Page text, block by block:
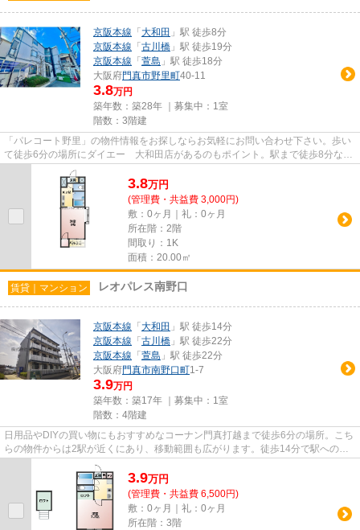
京阪本線 「 大和田 」駅 徒歩8分
京阪本線 「 古川橋 」駅 徒歩19分
京阪本線 「 萱島 」駅 徒歩18分
大阪府門真市野里町40-11
3.8万円
築年数：築28年 ｜募集中： 1室
階数：3階建
「パレコート野里」の物件情報をお探しならお気軽にお問い合わせ下さい。歩い
て徒歩6分の場所にダイエー 大和田店があるのもポイント。駅まで徒歩8分なの
で、アクセスの良い物件です...
3.8万円
(管理費・共益費 3,000円)
敷：0ヶ月｜礼：0ヶ月
所在階：2階
間取り：1K
面積：20.00㎡
賃貸｜マンション レオパレス南野口
京阪本線 「 大和田 」駅 徒歩14分
京阪本線 「 古川橋 」駅 徒歩22分
京阪本線 「 萱島 」駅 徒歩22分
大阪府門真市南野口町1-7
3.9万円
築年数：築17年 ｜募集中： 1室
階数：4階建
日用品やDIYの買い物にもおすすめなコーナン門真打越まで徒歩6分の場所。こち
らの物件からは2駅が近くにあり、移動範囲も広がります。徒歩14分で駅へのア
クセスが可能な物件です。防犯...
3.9万円
(管理費・共益費 6,500円)
敷：0ヶ月｜礼：0ヶ月
所在階：3階